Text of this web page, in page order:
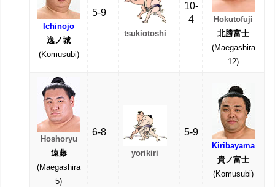
Ichinojo
逸ノ城
(Komusubi)
5-9
tsukiotoshi
10-
4
Hokutofuji
北勝富士
(Maegashira
12)
Hoshoryu
遠藤
(Maegashira
5)
6-8
yorikiri
5-9
Kiribayama
貴ノ富士
(Komusubi)